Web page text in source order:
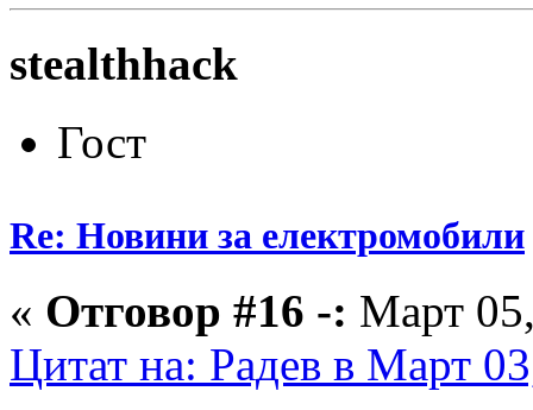
stealthhack
Гост
Re: Новини за електромобили
« Отговор #16 -: Март
Цитат на: Радeв в Март